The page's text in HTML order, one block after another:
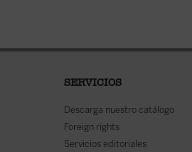
SERVICIOS
Descarga nuestro catálogo
Foreign rights
Servicios editoriales